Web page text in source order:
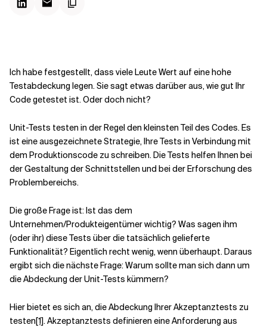
Ich habe festgestellt, dass viele Leute Wert auf eine hohe
Testabdeckung legen. Sie sagt etwas darüber aus, wie gut Ihr
Code getestet ist. Oder doch nicht?
Unit-Tests testen in der Regel den kleinsten Teil des Codes. Es
ist eine ausgezeichnete Strategie, Ihre Tests in Verbindung mit
dem Produktionscode zu schreiben. Die Tests helfen Ihnen bei
der Gestaltung der Schnittstellen und bei der Erforschung des
Problembereichs.
Die große Frage ist: Ist das dem
Unternehmen/Produkteigentümer wichtig? Was sagen ihm
(oder ihr) diese Tests über die tatsächlich gelieferte
Funktionalität? Eigentlich recht wenig, wenn überhaupt. Daraus
ergibt sich die nächste Frage: Warum sollte man sich dann um
die Abdeckung der Unit-Tests kümmern?
Hier bietet es sich an, die Abdeckung Ihrer Akzeptanztests zu
testen[1]. Akzeptanztests definieren eine Anforderung aus